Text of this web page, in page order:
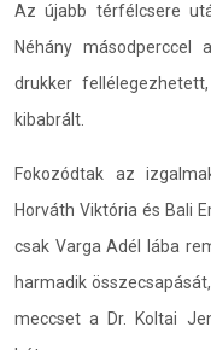
Az újabb térfélcsere
Néhány
drukker
kibabrált.
Fokozódtak az
Horváth Viktória és Bali
csak Varga Adél lába
harmadik
meccset a Dr. Koltai